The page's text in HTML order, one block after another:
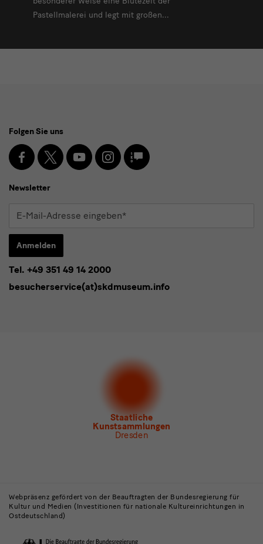
Pastellmalerei und legt mit großen...
Media
und
Newsletter
Folgen Sie uns
Facebook
X YoutubeInstagramSKD
Blog
Newsletter
E-
Adresse
Anmelden
* Pflichtfeld
Ich stimme derDatenschutzerklärung
Museum für Sächsische Volkskunst
Tel. +49 351 49 14 2000
besucherservice(at)skdmuseum.info
Staatliche
Kunstsammlungen
Dresden
Museen
und
Institutionen
Webpräsenz gefördert von der Beauftragten der Bundesregierung für
Kultur und Medien (Investitionen für nationale Kultureinrichtungen in
Ostdeutschland)